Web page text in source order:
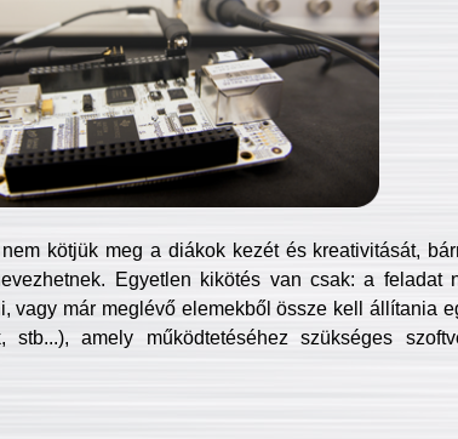
kötjük meg a diákok kezét és kreativitását,
Egyetlen kikötés van csak: a feladat
vagy már meglévő elemekből össze kell állítania
stb...), amely működtetéséhez szükséges